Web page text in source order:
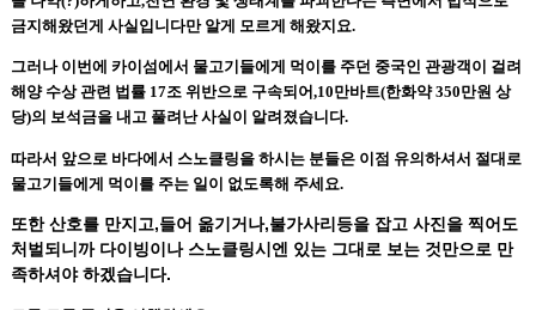
금지해왔던게 사실입니다만 알게 모르게 해왔지요.
그러나 이번에 카이섬에서 물고기들에게 먹이를 주던 중국인 관광객이 걸려
해양 수상 관련 법률17조 위반으로 구속되어 ,10만바트(한화약350만원 상
당)의 보석금을 내고 풀려난 사실이 알려졌습니다.
따라서 앞으로 바다에서 스노클링을 하시는 분들은 이점 유의하셔서 절대로
물고기들에게 먹이를 주는 일이 없도록해 주세요.
또한산호를 만지고,들어 옮기거나,불가사리등을 잡고 사진을 찍어도
처벌되니까 다이빙이나 스노클링시엔 있는 그대로 보는 것만으로 만
족하셔야 하겠습니다.